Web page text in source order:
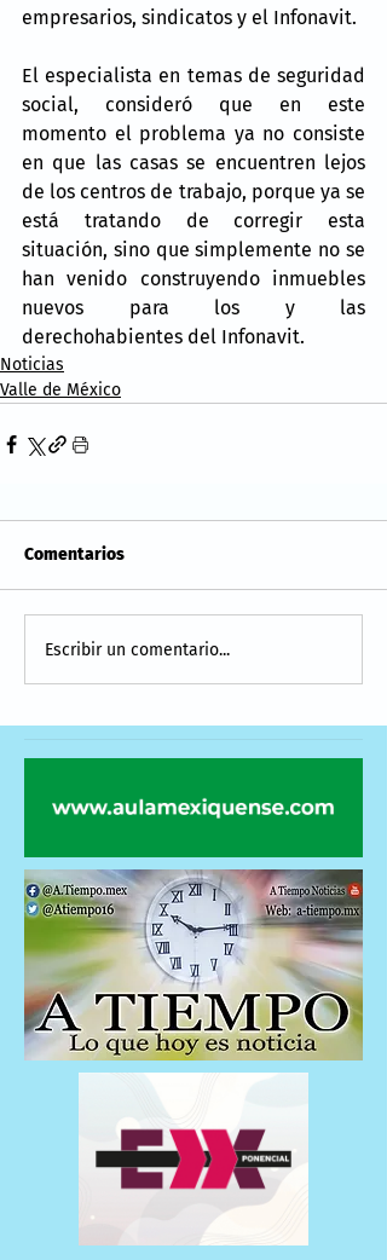
empresarios, sindicatos y el Infonavit.
El especialista en temas de seguridad
social, consideró que en este
momento el problema ya no consiste
en que las casas se encuentren lejos
de los centros de trabajo, porque ya se
está tratando de corregir esta
situación, sino que simplemente no se
han venido construyendo inmuebles
nuevos para los y las
derechohabientes del Infonavit.
Noticias
Valle de México
Comentarios
Escribir un comentario...